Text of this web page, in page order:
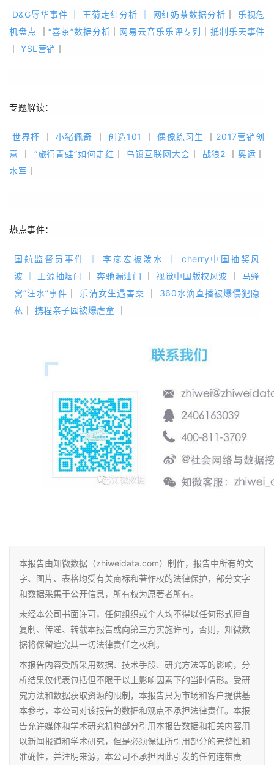
D&G辱华事件 王菊走红分析 网红奶茶数据分析
乐视危
机盘点 ｜“喜茶”数据分析 网易云音乐乐评专列 ｜抵制乐天事件
YSL营销
专题解读：
世界杯 小猪佩奇 ｜创造101 ｜偶像练习生
2017营销创
意
“旅行青蛙”如何走红 乌镇互联网大会 战狼2 奥运
水军
热点事件：
国航监督员事件 李彦宏被泼水
cherry中国抽奖风
波
王源抽烟门 奔驰漏油门 视觉中国版权风波
马蜂
窝“注水”事件
乐清女生遇害案
360水滴直播被爆侵犯隐
私
携程亲子园被爆虐童
本报告由知微数据（zhiweidata.com）制作，报告中所有的文
字、图片、表格均受有关商标和著作权的法律保护，部分文字
和数据采集于公开信息，所有权为原著者所有。
未经本公司书面许可，任何组织或个人均不得以任何形式擅自
复制、传递、转载本报告或向第三方实施许可，否则，知微数
据将保留追究其一切法律责任之权利。
本报告内容受所采用数据、技术手段、研究方法等的影响，分
析结果仅代表包括但不限于以上影响因素下的当时情形。受研
究方法和数据获取资源的限制，本报告只为市场和客户提供基
本参考，本公司对该报告的数据和观点不承担法律责任。本报
告允许媒体和学术研究机构部分引用本报告数据和相关内容用
以新闻报道和学术研究，但是必须保证所引用部分的完整性和
准确性，并注明来源，本公司不承担因此引发的任何连带责